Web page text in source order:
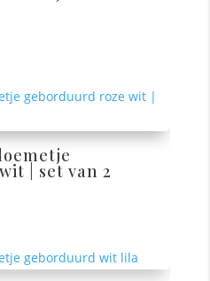
| set van 2